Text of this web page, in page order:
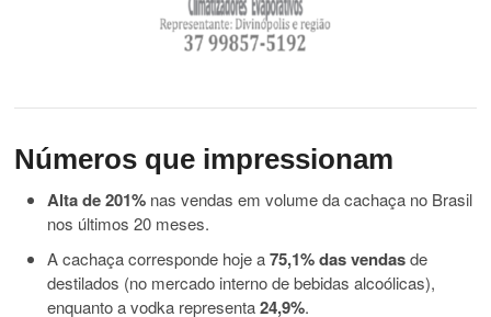
Números que impressionam
Alta de 201% nas vendas em volume da cachaça no Brasil
nos últimos 20 meses.
A cachaça corresponde hoje a75,1% das vendasde
destilados (no mercado interno de bebidas alcoólicas),
enquanto a vodka representa24,9%.